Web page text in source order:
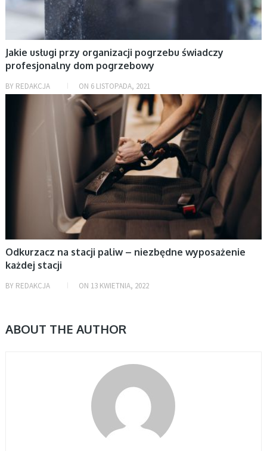
Jakie usługi przy organizacji pogrzebu świadczy
profesjonalny dom pogrzebowy
BY REDAKCJA ON 6 LISTOPADA, 2021
AKTUALNOŚCI, BIZNES, MOTORYZACJA
Odkurzacz na stacji paliw – niezbędne wyposażenie
każdej stacji
BY REDAKCJA ON 13 KWIETNIA, 2022
ABOUT THE AUTHOR